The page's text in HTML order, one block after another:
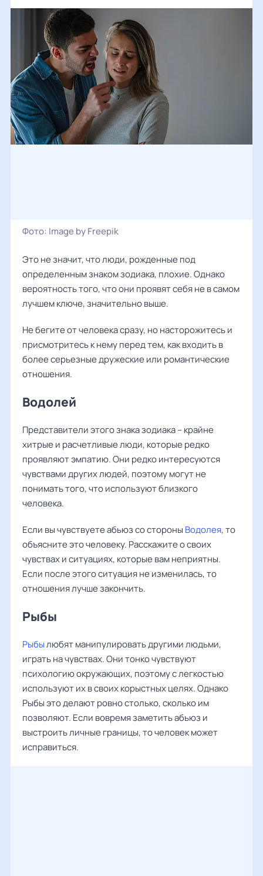
Фото: Image by Freepik
Это не значит, что люди, рожденные под
определенным знаком зодиака, плохие. Однако
вероятность того, что они проявят себя не в самом
лучшем ключе, значительно выше.
Не бегите от человека сразу, но насторожитесь и
присмотритесь к нему перед тем, как входить в
более серьезные дружеские или романтические
отношения.
Водолей
Представители этого знака зодиака – крайне
хитрые и расчетливые люди, которые редко
проявляют эмпатию. Они редко интересуются
чувствами других людей, поэтому могут не
понимать того, что используют близкого
человека.
Если вы чувствуете абьюз со стороны Водолея, то
объясните это человеку. Расскажите о своих
чувствах и ситуациях, которые вам неприятны.
Если после этого ситуация не изменилась, то
отношения лучше закончить.
Рыбы
Рыбылюбят манипулировать другими людьми,
играть на чувствах. Они тонко чувствуют
психологию окружающих, поэтому с легкостью
используют их в своих корыстных целях. Однако
Рыбы это делают ровно столько, сколько им
позволяют. Если вовремя заметить абьюз и
выстроить личные границы, то человек может
исправиться.